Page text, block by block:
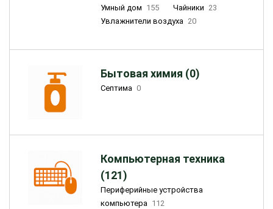
Умный дом 155 Чайники 23
Увлажнители воздуха 20
Бытовая химия (0)
Септима 0
Компьютерная техника
(121)
Периферийные устройства
компьютера 112